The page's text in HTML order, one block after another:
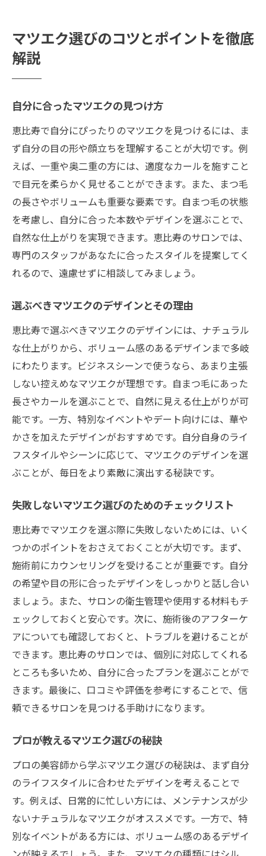
マツエク選びのコツとポイントを徹底
解説
自分に合ったマツエクの見つけ方
恵比寿で自分にぴったりのマツエクを見つけるには、ま
ず自分の目の形や顔立ちを理解することが大切です。例
えば、一重や奥二重の方には、適度なカールを施すこと
で目元を柔らかく見せることができます。また、まつ毛
の長さやボリュームも重要な要素です。自まつ毛の状態
を考慮し、自分に合った本数やデザインを選ぶことで、
自然な仕上がりを実現できます。恵比寿のサロンでは、
専門のスタッフがあなたに合ったスタイルを提案してく
れるので、遠慮せずに相談してみましょう。
選ぶべきマツエクのデザインとその理由
恵比寿で選ぶべきマツエクのデザインには、ナチュラル
な仕上がりから、ボリューム感のあるデザインまで多岐
にわたります。ビジネスシーンで使うなら、あまり主張
しない控えめなマツエクが理想です。自まつ毛にあった
長さやカールを選ぶことで、自然に見える仕上がりが可
能です。一方、特別なイベントやデート向けには、華や
かさを加えたデザインがおすすめです。自分自身のライ
フスタイルやシーンに応じて、マツエクのデザインを選
ぶことが、毎日をより素敵に演出する秘訣です。
失敗しないマツエク選びのためのチェックリスト
恵比寿でマツエクを選ぶ際に失敗しないためには、いく
つかのポイントをおさえておくことが大切です。まず、
施術前にカウンセリングを受けることが重要です。自分
の希望や目の形に合ったデザインをしっかりと話し合い
ましょう。また、サロンの衛生管理や使用する材料もチ
ェックしておくと安心です。次に、施術後のアフターケ
アについても確認しておくと、トラブルを避けることが
できます。恵比寿のサロンでは、個別に対応してくれる
ところも多いため、自分に合ったプランを選ぶことがで
きます。最後に、口コミや評価を参考にすることで、信
頼できるサロンを見つける手助けになります。
プロが教えるマツエク選びの秘訣
プロの美容師から学ぶマツエク選びの秘訣は、まず自分
のライフスタイルに合わせたデザインを考えることで
す。例えば、日常的に忙しい方には、メンテナンスが少
ないナチュラルなマツエクがオススメです。一方で、特
別なイベントがある方には、ボリューム感のあるデザイ